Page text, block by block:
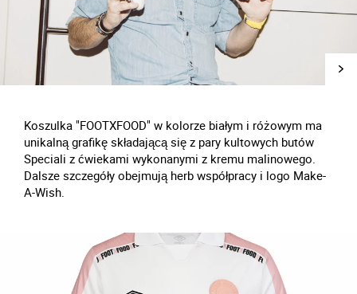
Koszulka "FOOTXFOOD" w kolorze białym i różowym ma
unikalną grafikę składającą się z pary kultowych butów
Speciali z ćwiekami wykonanymi z kremu malinowego.
Dalsze szczegóły obejmują herb współpracy i logo Make-
A-Wish.